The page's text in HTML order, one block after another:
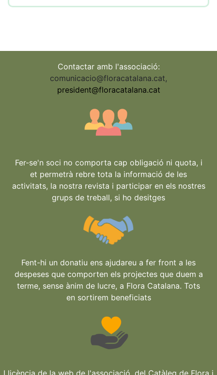
Contactar amb l'associació:
comunicacio@floracatalana.cat,
president@floracatalana.cat
Fer-se'n soci no comporta cap obligació ni quota, i
et permetrà rebre tota la informació de les
activitats, la nostra revista i participar en els nostres
grups de treball, si ho desitges
Fent-hi un donatiu ens ajudareu a fer front a les
despeses que comporten els projectes que duem a
terme, sense ànim de lucre, a Flora Catalana. Tots
en sortirem beneficiats
Llicència de la web de l'associació, del Catàleg de Flora i